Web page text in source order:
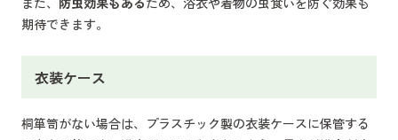
期待できます。
衣装ケース
桐箪笥がない場合は、プラスチック製の衣装ケースに保管する